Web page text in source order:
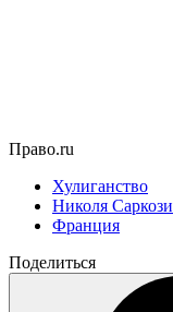
Право.ru
Хулиганство
Николя Саркози
Франция
Поделиться